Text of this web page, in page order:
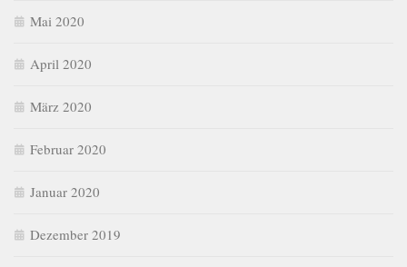
Mai 2020
April 2020
März 2020
Februar 2020
Januar 2020
Dezember 2019